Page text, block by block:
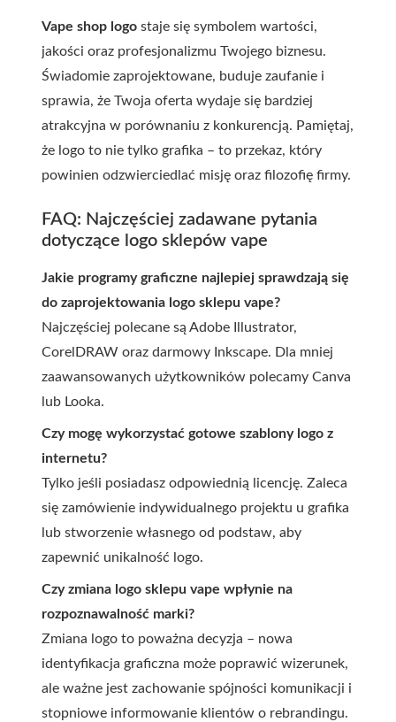
Vape shop logo staje się symbolem wartości,
jakości oraz profesjonalizmu Twojego biznesu.
Świadomie zaprojektowane, buduje zaufanie i
sprawia, że Twoja oferta wydaje się bardziej
atrakcyjna w porównaniu z konkurencją. Pamiętaj,
że logo to nie tylko grafika – to przekaz, który
powinien odzwierciedlać misję oraz filozofię firmy.
FAQ: Najczęściej zadawane pytania
dotyczące logo sklepów vape
Jakie programy graficzne najlepiej sprawdzają się
do zaprojektowania logo sklepu vape?
Najczęściej polecane są Adobe Illustrator,
CorelDRAW oraz darmowy Inkscape. Dla mniej
zaawansowanych użytkowników polecamy Canva
lub Looka.
Czy mogę wykorzystać gotowe szablony logo z
internetu?
Tylko jeśli posiadasz odpowiednią licencję. Zaleca
się zamówienie indywidualnego projektu u grafika
lub stworzenie własnego od podstaw, aby
zapewnić unikalność logo.
Czy zmiana logo sklepu vape wpłynie na
rozpoznawalność marki?
Zmiana logo to poważna decyzja – nowa
identyfikacja graficzna może poprawić wizerunek,
ale ważne jest zachowanie spójności komunikacji i
stopniowe informowanie klientów o rebrandingu.